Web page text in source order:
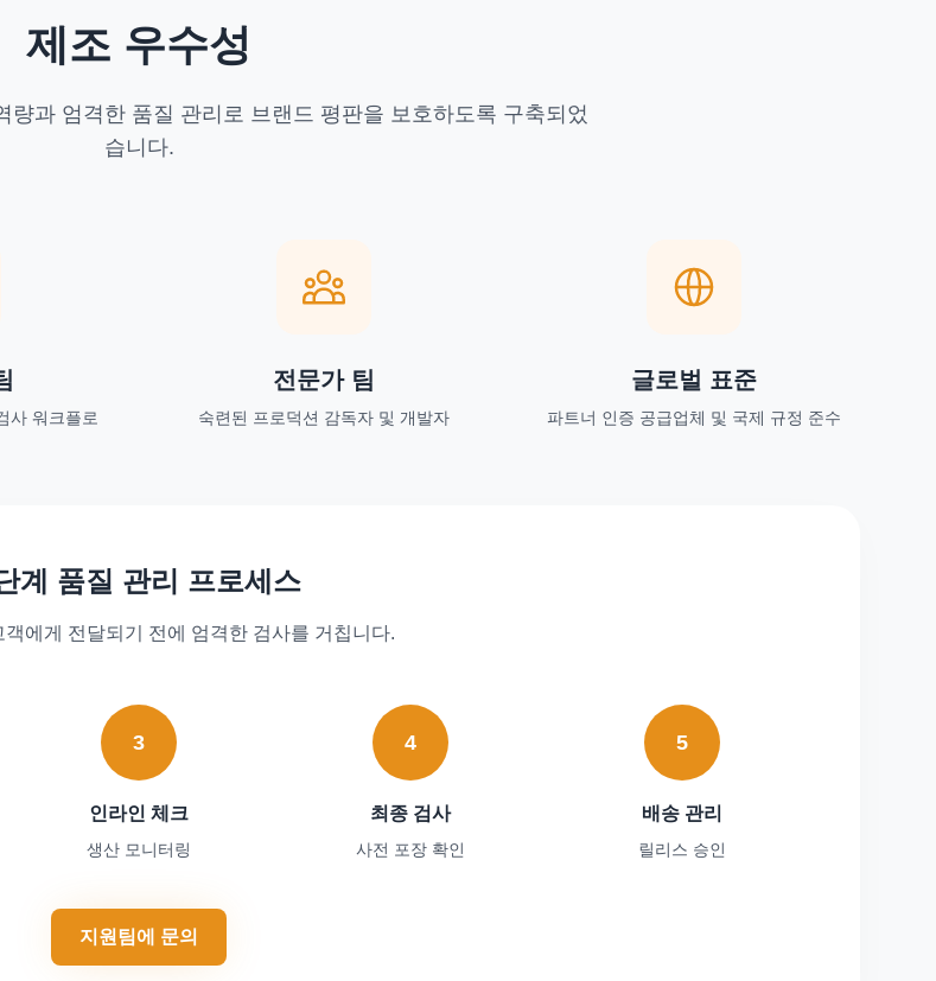
제조 우수성
량과 엄격한 품질 관리로 브랜드 평판을 보호하도록 구축되었
습니다.
사 워크플로
전문가 팀
숙련된 프로덕션 감독자 및 개발자
글로벌 표준
파트너 인증 공급업체 및 국제 규정 준수
계 품질 관리 프로세스
객에게 전달되기 전에 엄격한 검사를 거칩니다.
3
인라인 체크
생산 모니터링
4
최종 검사
사전 포장 확인
5
배송 관리
릴리스 승인
지원팀에 문의